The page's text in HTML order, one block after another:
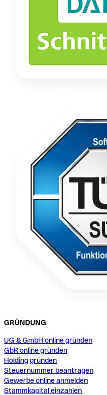
GRÜNDUNG
UG & GmbH online gründen
GbR online gründen
Holding gründen
Steuernummer beantragen
Gewerbe online anmelden
Stammkapital einzahlen